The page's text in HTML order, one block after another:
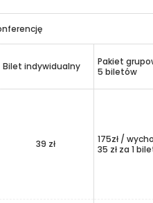
Bilet indywidualny
Pakiet
5 biletów
39 zł
175zł /
35 zł za 1